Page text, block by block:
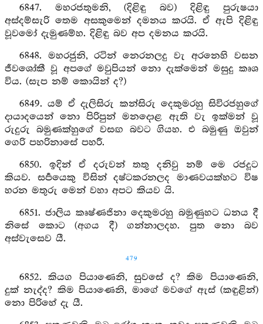
6847. මහරජතුමනි, (දිළිඳු බව) දිළිඳු පුරුෂයා
අස්දම්සැරි තෙම අසකුමෙන් දමනය කරයි. ඒ ඇපි දිළිඳු
වූවමෝ දැමුණම්හ. දිළිඳු බව අප දමනය කරයි.
6848. මහරජුනි, රටින් නෙරනලදු වැ අරනෙහි වසන
ජීවශෝකී වූ අපගේ මවුපියන් නො දැක්මෙන් මසුදු කෘශ
විය. (සැප නම් කොයින් ද?)
6849. යම් ඒ දැලිසිරු කන්සිරු දෙකුමරහු සිවිරජහුගේ
දායාදයෙන් නො පිරිපුන් මනදොළ ඇති වැ ඉක්මන් වූ
රුදුරු බමුණක්හුගේ වසඟ බවට ගියහ. එ බමුණු ඔවුන්
ගෙරි පහරිනාසේ පහරී.
6850. ඉදින් ඒ දරුවන් තතු දනිවු නම් මෙ රජදූට
කියව. සර්‍පයෙකු විසින් දෂ්ටකරනලද මාණවයක්හට විෂ
හරන මතුරු මෙන් වහා අපට කියව යි.
6851. ජාලිය කෘෂ්ණජිනා දෙකුමරහු බමුණුහට ධනය දී
නිසේ කොට (අගය දී) ගන්නාලදහ. පුත නො බව
අස්වැසෙව යී.
479
6852. කියග පියාණෙනි, සුවසේ ද? කිම පියාණෙනි,
දුක් නැද්ද? කිම පියාණෙනි, මාගේ මවගේ ඇස් (කඳුළින්)
නො පිරිහේ දැ යී.